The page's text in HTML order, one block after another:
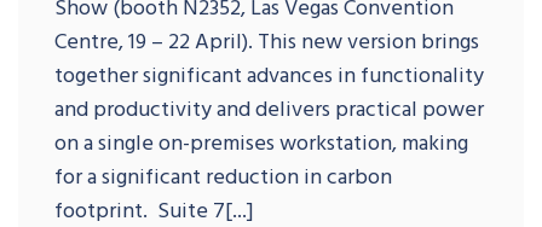
Centre, 19 – 22 April). This new version brings
together significant advances in functionality
and productivity and delivers practical power
on a single on-premises workstation, making
for a significant reduction in carbon
footprint. Suite 7[...]